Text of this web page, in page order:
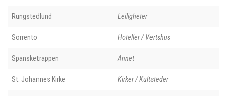
Rungstedlund Leiligheter
Sorrento Hoteller / Vertshus
Spansketrappen Annet
St. Johannes Kirke Kirker / Kultsteder